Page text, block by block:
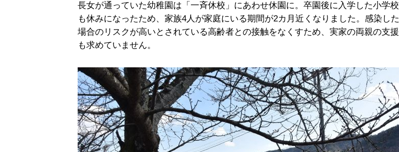
長女が通っていた幼稚園は「一斉休校」にあわせ休園に。卒園後に入学した小学校
も休みになったため、家族4人が家庭にいる期間が2カ月近くなりました。感染した
場合のリスクが高いとされている高齢者との接触をなくすため、実家の両親の支援
も求めていません。